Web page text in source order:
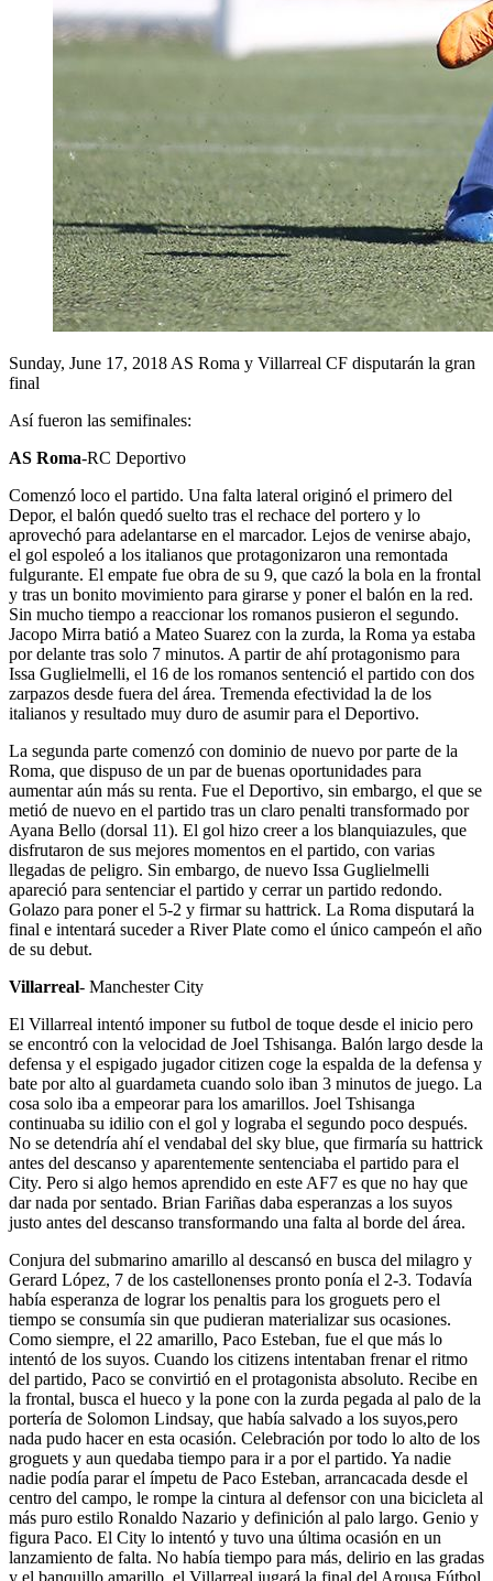
Sunday, June 17, 2018 AS Roma y Villarreal CF disputarán la gran
final
Así fueron las semifinales:
AS Roma-RC Deportivo
Comenzó loco el partido. Una falta lateral originó el primero del
Depor, el balón quedó suelto tras el rechace del portero y lo
aprovechó para adelantarse en el marcador. Lejos de venirse abajo,
el gol espoleó a los italianos que protagonizaron una remontada
fulgurante. El empate fue obra de su 9, que cazó la bola en la frontal
y tras un bonito movimiento para girarse y poner el balón en la red.
Sin mucho tiempo a reaccionar los romanos pusieron el segundo.
Jacopo Mirra batió a Mateo Suarez con la zurda, la Roma ya estaba
por delante tras solo 7 minutos. A partir de ahí protagonismo para
Issa Guglielmelli, el 16 de los romanos sentenció el partido con dos
zarpazos desde fuera del área. Tremenda efectividad la de los
italianos y resultado muy duro de asumir para el Deportivo.
La segunda parte comenzó con dominio de nuevo por parte de la
Roma, que dispuso de un par de buenas oportunidades para
aumentar aún más su renta. Fue el Deportivo, sin embargo, el que se
metió de nuevo en el partido tras un claro penalti transformado por
Ayana Bello (dorsal 11). El gol hizo creer a los blanquiazules, que
disfrutaron de sus mejores momentos en el partido, con varias
llegadas de peligro. Sin embargo, de nuevo Issa Guglielmelli
apareció para sentenciar el partido y cerrar un partido redondo.
Golazo para poner el 5-2 y firmar su hattrick. La Roma disputará la
final e intentará suceder a River Plate como el único campeón el año
de su debut.
Villarreal- Manchester City
El Villarreal intentó imponer su futbol de toque desde el inicio pero
se encontró con la velocidad de Joel Tshisanga. Balón largo desde la
defensa y el espigado jugador citizen coge la espalda de la defensa y
bate por alto al guardameta cuando solo iban 3 minutos de juego. La
cosa solo iba a empeorar para los amarillos. Joel Tshisanga
continuaba su idilio con el gol y lograba el segundo poco después.
No se detendría ahí el vendabal del sky blue, que firmaría su hattrick
antes del descanso y aparentemente sentenciaba el partido para el
City. Pero si algo hemos aprendido en este AF7 es que no hay que
dar nada por sentado. Brian Fariñas daba esperanzas a los suyos
justo antes del descanso transformando una falta al borde del área.
Conjura del submarino amarillo al descansó en busca del milagro y
Gerard López, 7 de los castellonenses pronto ponía el 2-3. Todavía
había esperanza de lograr los penaltis para los groguets pero el
tiempo se consumía sin que pudieran materializar sus ocasiones.
Como siempre, el 22 amarillo, Paco Esteban, fue el que más lo
intentó de los suyos. Cuando los citizens intentaban frenar el ritmo
del partido, Paco se convirtió en el protagonista absoluto. Recibe en
la frontal, busca el hueco y la pone con la zurda pegada al palo de la
portería de Solomon Lindsay, que había salvado a los suyos,pero
nada pudo hacer en esta ocasión. Celebración por todo lo alto de los
groguets y aun quedaba tiempo para ir a por el partido. Ya nadie
nadie podía parar el ímpetu de Paco Esteban, arrancacada desde el
centro del campo, le rompe la cintura al defensor con una bicicleta al
más puro estilo Ronaldo Nazario y definición al palo largo. Genio y
figura Paco. El City lo intentó y tuvo una última ocasión en un
lanzamiento de falta. No había tiempo para más, delirio en las gradas
y el banquillo amarillo, el Villarreal jugará la final del Arousa Fútbol